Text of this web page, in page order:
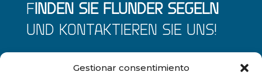
Gestionar consentimiento
F INDEN SIE FLUNDER SEGELN
UND KONTAKTIEREN SIE UNS!
Morro Jable, bis bald!